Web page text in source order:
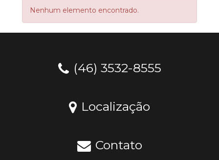
Nenhum elemento encontrado.
(46) 3532-8555
Localização
Contato